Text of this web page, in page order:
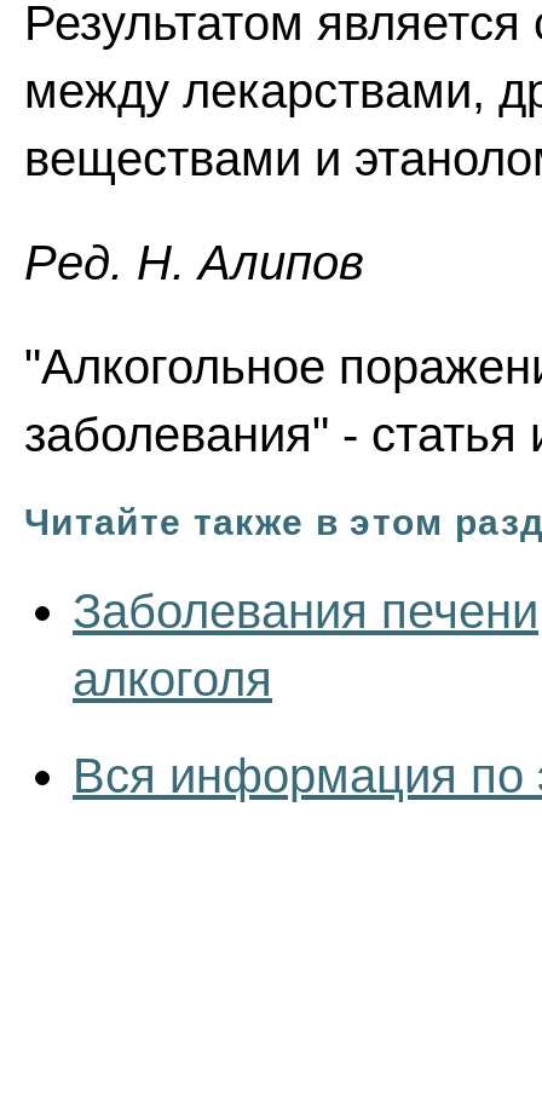
Результатом
между лекарствами,
веществами и
Ред. Н. Алипов
"Алкогольное
заболевания" -
Читайте также в этом
Заболевания
алкоголя
Вся информация по